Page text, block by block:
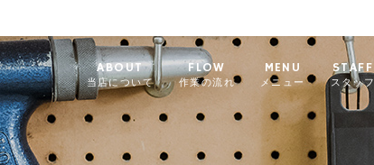
ABOUT
当店について
FLOW
作業の流れ
MENU
メニュー
STAFF
スタッフ